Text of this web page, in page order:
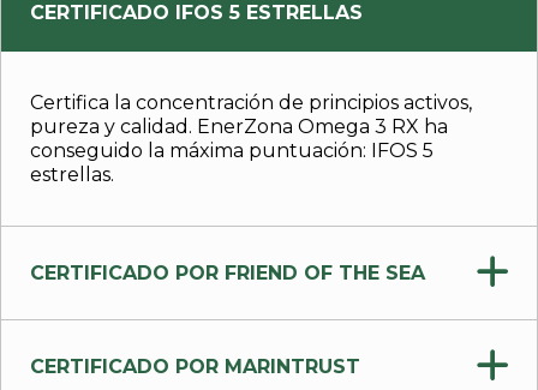
CERTIFICADO IFOS 5 ESTRELLAS
Certifica la concentración de principios activos,
pureza y calidad. EnerZona Omega 3 RX ha
conseguido la máxima puntuación: IFOS 5
estrellas.
CERTIFICADO POR FRIEND OF THE SEA
CERTIFICADO POR MARINTRUST